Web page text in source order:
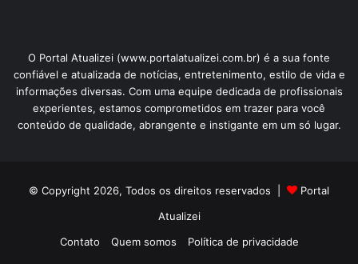
O Portal Atualizei (www.portalatualizei.com.br) é a sua fonte
confiável e atualizada de notícias, entretenimento, estilo de vida e
informações diversas. Com uma equipe dedicada de profissionais
experientes, estamos comprometidos em trazer para você
conteúdo de qualidade, abrangente e instigante em um só lugar.
© Copyright 2026, Todos os direitos reservados |
Portal
Atualizei
Contato
Quem somos Política de privacidade